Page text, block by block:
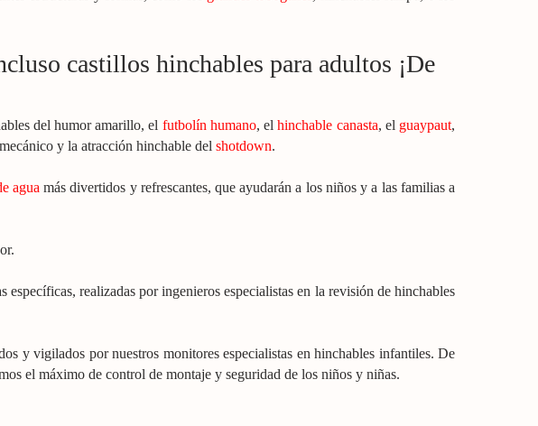
castillos hinchables para adultos ¡De
del humor amarillo, el futbolín humano, elhinchable canasta, el guaypaut,
y la atracción hinchable del shotdown.
agua más divertidos y refrescantes, que ayudarán a los niños y a las familias a
realizadas por ingenieros especialistas en la revisión de hinchables
y vigilados por nuestros monitores especialistas en hinchables infantiles. De
el máximo de control de montaje y seguridad de los niños y niñas.